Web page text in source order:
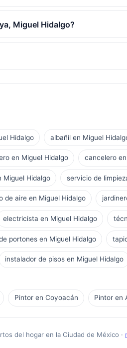
Miguel Hidalgo?
Hidalgo albañil en Miguel
en Miguel Hidalgo cancelero
Miguel Hidalgo servicio de
de aire en Miguel Hidalgo
electricista en Miguel Hidalgo
portones en Miguel Hidalgo
instalador de pisos en Miguel Hidalgo
Pintor en Coyoacán Pintor en
del hogar en la Ciudad de México ·